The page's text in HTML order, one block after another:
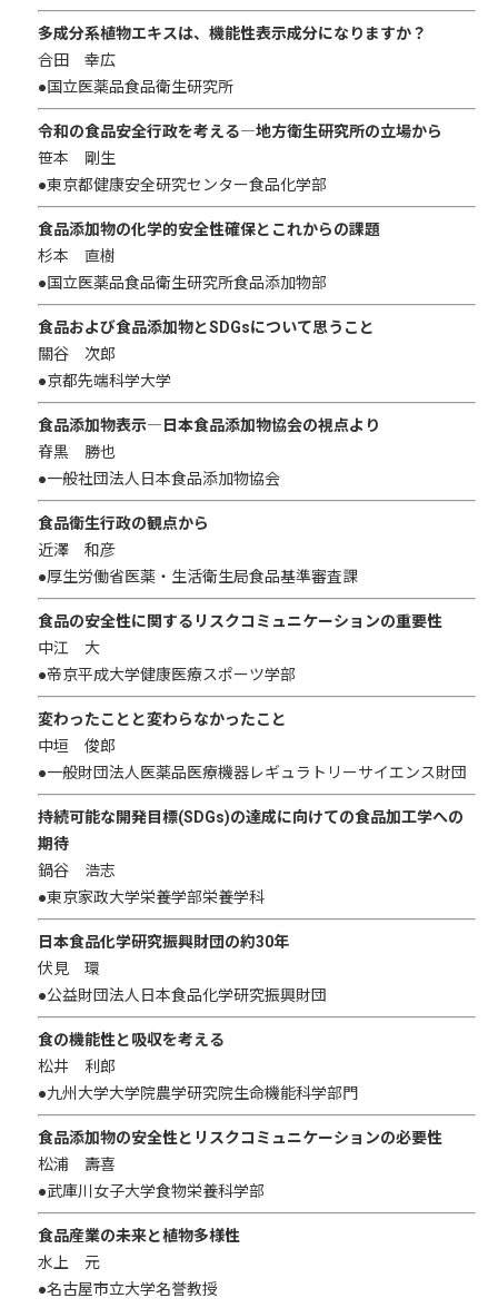
多成分系植物エキスは、機能性表示成分になりますか？
合田 幸広
●国立医薬品食品衛生研究所
令和の食品安全行政を考える―地方衛生研究所の立場から
笹本 剛生
●東京都健康安全研究センター食品化学部
食品添加物の化学的安全性確保とこれからの課題
杉本 直樹
●国立医薬品食品衛生研究所食品添加物部
食品および食品添加物とSDGsについて思うこと
關谷 次郎
●京都先端科学大学
食品添加物表示―日本食品添加物協会の視点より
脊黒 勝也
●一般社団法人日本食品添加物協会
食品衛生行政の観点から
近澤 和彦
●厚生労働省医薬・生活衛生局食品基準審査課
食品の安全性に関するリスクコミュニケーションの重要性
中江 大
●帝京平成大学健康医療スポーツ学部
変わったことと変わらなかったこと
中垣 俊郎
●一般財団法人医薬品医療機器レギュラトリーサイエンス財団
持続可能な開発目標(SDGs)の達成に向けての食品加工学への
期待
鍋谷 浩志
●東京家政大学栄養学部栄養学科
日本食品化学研究振興財団の約30年
伏見 環
●公益財団法人日本食品化学研究振興財団
食の機能性と吸収を考える
松井 利郎
●九州大学大学院農学研究院生命機能科学部門
食品添加物の安全性とリスクコミュニケーションの必要性
松浦 壽喜
●武庫川女子大学食物栄養科学部
食品産業の未来と植物多様性
水上 元
●名古屋市立大学名誉教授